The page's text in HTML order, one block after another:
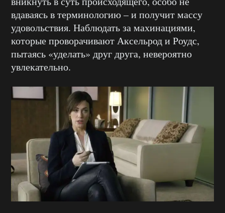
вдаваясь в терминологию – и получит массу
удовольствия. Наблюдать за махинациями,
которые проворачивают Аксельрод и Роудс,
пытаясь «уделать» друг друга, невероятно
увлекательно.